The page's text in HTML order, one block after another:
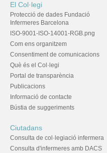
El Col·legi
Protecció de dades Fundació
Infermeres Barcelona
ISO-9001-ISO-14001-RGB.png
Com ens organitzem
Consentiment de comunicacions
Què és el Col·legi
Portal de transparència
Publicacions
Informació de contacte
Bústia de suggeriments
Ciutadans
Consulta de col·legiació infermera
Consulta d'infermeres amb DACS